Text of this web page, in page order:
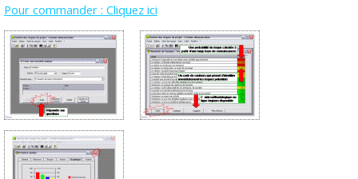
Pour commander : Cliquez ici